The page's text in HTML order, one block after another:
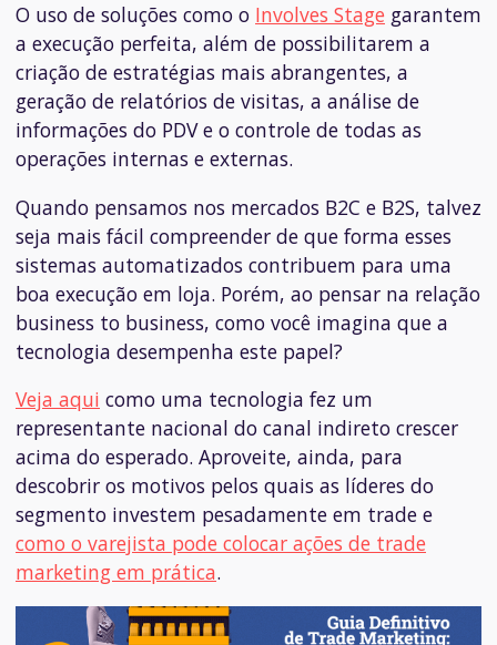
O uso de soluções como o Involves Stage garantem
a execução perfeita, além de possibilitarem a
criação de estratégias mais abrangentes, a
geração de relatórios de visitas, a análise de
informações do PDV e o controle de todas as
operações internas e externas.
Quando pensamos nos mercados B2C e B2S, talvez
seja mais fácil compreender de que forma esses
sistemas automatizados contribuem para uma
boa execução em loja. Porém, ao pensar na relação
business to business, como você imagina que a
tecnologia desempenha este papel?
Veja aqui como uma tecnologia fez um
representante nacional do canal indireto crescer
acima do esperado. Aproveite, ainda, para
descobrir os motivos pelos quais as líderes do
segmento investem pesadamente em trade e
como o varejista pode colocar ações de trade
marketing em prática.